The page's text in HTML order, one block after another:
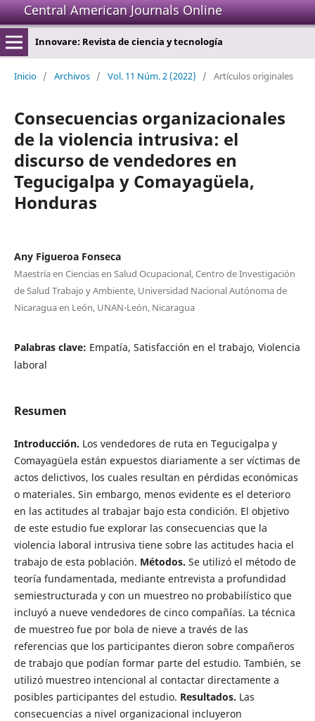
Central American Journals Online
Innovare: Revista de ciencia y tecnología
Inicio / Archivos / Vol. 11 Núm. 2 (2022) / Artículos originales
Consecuencias organizacionales
de la violencia intrusiva: el
discurso de vendedores en
Tegucigalpa y Comayagüela,
Honduras
Any Figueroa Fonseca
Maestría en Ciencias en Salud Ocupacional, Centro de Investigación
de Salud Trabajo y Ambiente, Universidad Nacional Autónoma de
Nicaragua en León, UNAN-León, Nicaragua
Palabras clave: Empatía, Satisfacción en el trabajo, Violencia
laboral
Resumen
Introducción. Los vendedores de ruta en Tegucigalpa y
Comayagüela están expuestos diariamente a ser víctimas de
actos delictivos, los cuales resultan en pérdidas económicas
o materiales. Sin embargo, menos evidente es el deterioro
en las actitudes al trabajar bajo esta condición. El objetivo
de este estudio fue explorar las consecuencias que la
violencia laboral intrusiva tiene sobre las actitudes hacia el
trabajo de esta población. Métodos. Se utilizó el método de
teoría fundamentada, mediante entrevista a profundidad
semiestructurada y con un muestreo no probabilístico que
incluyó a nueve vendedores de cinco compañías. La técnica
de muestreo fue por bola de nieve a través de las
referencias que los participantes dieron sobre compañeros
de trabajo que podían formar parte del estudio. También, se
utilizó muestreo intencional al contactar directamente a
posibles participantes del estudio. Resultados. Las
consecuencias a nivel organizacional incluyeron